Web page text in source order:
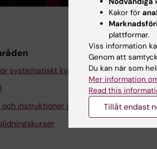
systematiskt kvalitetsarbete inom
och instruktioner inom forskarutbildning
Kakor för
plattformar.
Viss information
Genom att
Du kan när som
Mer information
Read this
Tillåt endast